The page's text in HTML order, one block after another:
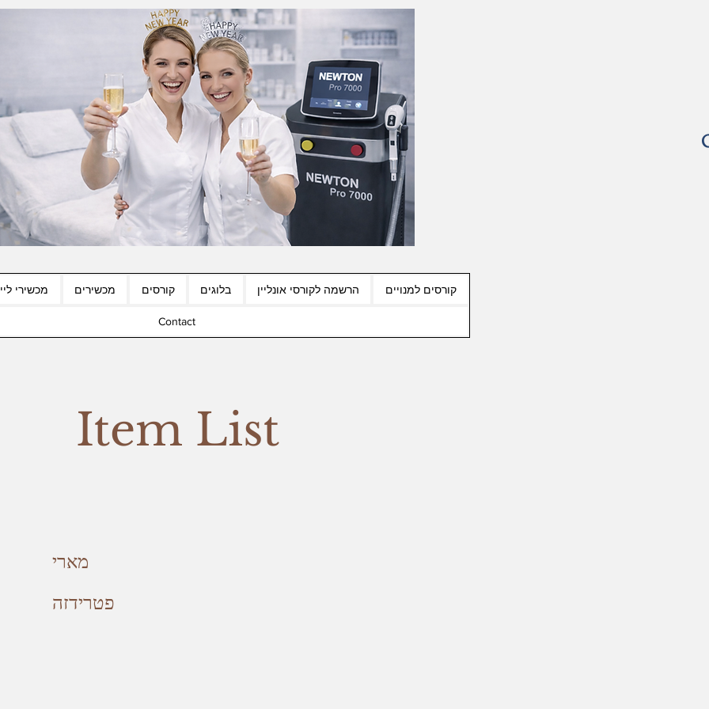
מכשירי מכשירים קורסים בלוגים הרשמה לקורסי אונליין קורסים למנויים
Contact
Item List
פטרידזה
מארי